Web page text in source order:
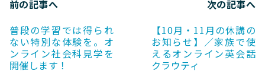
前の記事へ
普段の学習では得られ
ない特別な体験を。オ
ンライン社会科見学を
開催します！
次の記事へ
【10月・11月の休講の
お知らせ】／家族で使
えるオンライン英会話
クラウティ